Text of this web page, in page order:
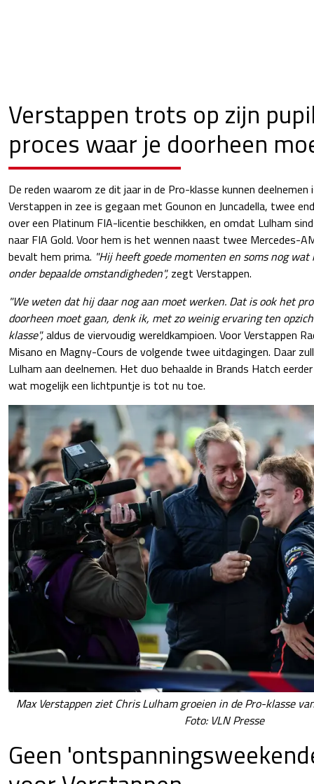
Verstappen trots op zijn
proces waar je doorheen
De reden waarom ze dit jaar in de Pro-klasse kunnen
Verstappen in zee is gegaan met Gounon en Juncadella, twee
over een Platinum FIA-licentie beschikken, en omdat Lulham
naar FIA Gold. Voor hem is het wennen naast twee Mercedes-
bevalt hem prima. "Hij heeft goede momenten en soms nog
onder bepaalde omstandigheden", zegt Verstappen.
"We weten dat hij daar nog aan moet werken. Dat is ook het
doorheen moet gaan, denk ik, met zo weinig ervaring ten
klasse",aldus de viervoudig wereldkampioen. Voor Verstappen
Misano en Magny-Cours de volgende twee uitdagingen. Daar
Lulham aan deelnemen. Het duo behaalde in Brands Hatch
wat mogelijk een lichtpuntje is tot nu toe.
Max Verstappen ziet Chris Lulham groeien in de Pro-klasse
Foto: VLN Presse
Geen